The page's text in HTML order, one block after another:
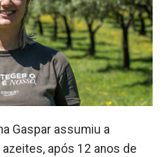
Gaspar assumiu a
após 12 anos de